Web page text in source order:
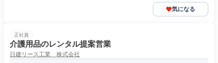
気になる
正社員
介護用品のレンタル提案営業
日建リース工業 株式会社